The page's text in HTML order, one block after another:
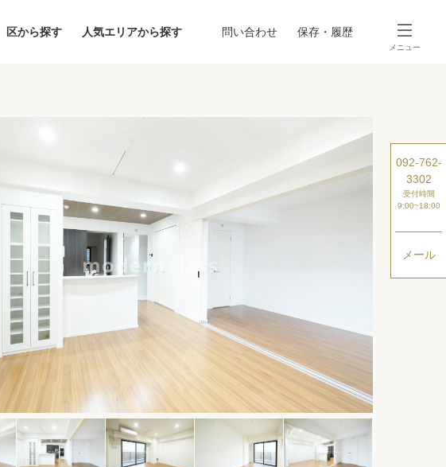
区から探す 人気エリアから探す 問い合わせ 保存・履歴
メニュー
区から探す
人気エリアから探す
アクセスランキング
保存した物件
閲覧履歴
保存した検索条件
092-762-
3302
受付時間
9:00~18:00
メール